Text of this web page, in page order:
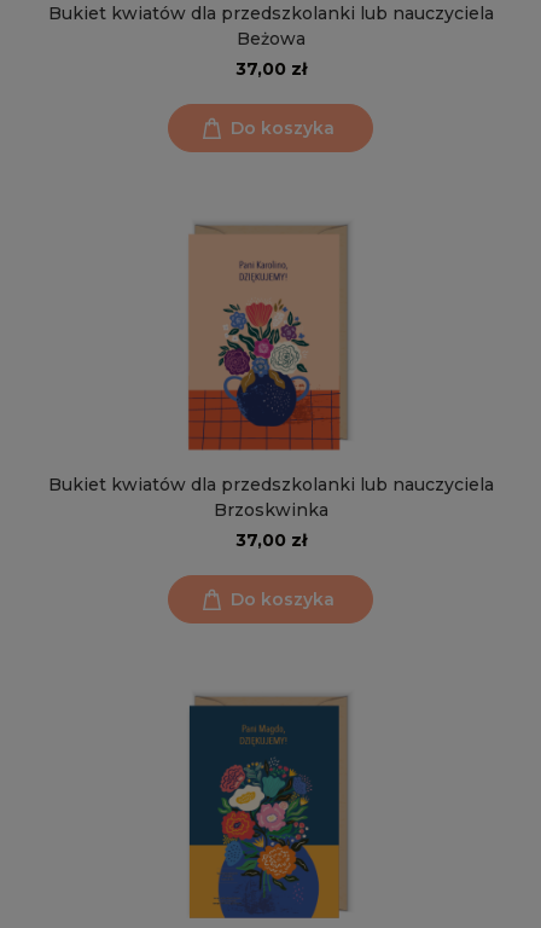
Bukiet kwiatów dla przedszkolanki lub nauczyciela
Beżowa
37,00 zł
Do koszyka
Bukiet kwiatów dla przedszkolanki lub nauczyciela
Brzoskwinka
37,00 zł
Do koszyka